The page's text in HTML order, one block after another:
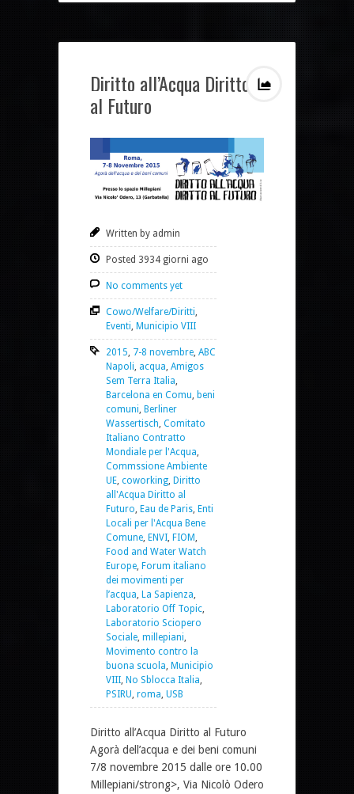
Diritto all’Acqua Diritto
al Futuro
Written by admin
Posted 3934 giorni ago
No comments yet
Cowo/Welfare/Diritti
Eventi Municipio VIII
2015 7-8 novembre ABC
Napoli acqua Amigos
Sem Terra Italia
Barcelona en Comu
beni
comuni Berliner
Wassertisch Comitato
Italiano Contratto
Mondiale per l'Acqua
Commssione Ambiente
UE coworking Diritto
all'Acqua Diritto al
Futuro Eau de Paris Enti
Locali per l'Acqua Bene
Comune ENVI FIOM
Food and Water Watch
Europe Forum italiano
dei movimenti per
l’acqua La Sapienza
Laboratorio Off Topic
Laboratorio Sciopero
Sociale millepiani
Movimento contro la
buona scuola Municipio
VIII No Sblocca Italia
PSIRU roma USB
Diritto all’Acqua Diritto al Futuro
Agorà dell’acqua e dei beni comuni
7/8 novembre 2015 dalle ore 10.00
Millepiani/strong>, Via Nicolò Odero